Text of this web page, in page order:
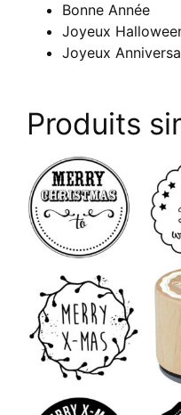
Bonne Année
Joyeux
Joyeux
Produits